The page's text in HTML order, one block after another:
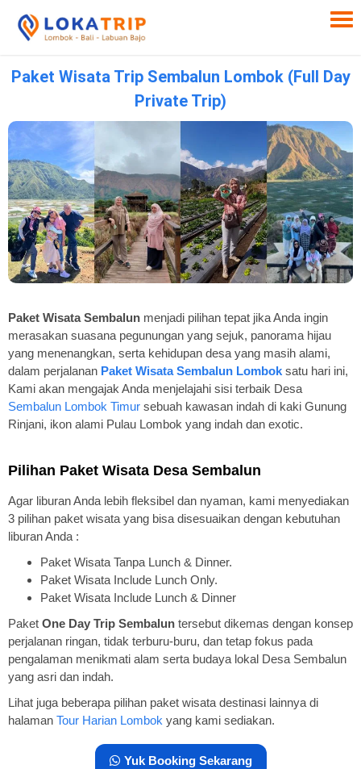
Paket Wisata Trip Sembalun Lombok (Full Day
Private Trip)
Paket Wisata Sembalun menjadi pilihan tepat jika Anda ingin
merasakan suasana pegunungan yang sejuk, panorama hijau
yang menenangkan, serta kehidupan desa yang masih alami,
dalam perjalanan Paket Wisata Sembalun Lombok satu hari ini,
Kami akan mengajak Anda menjelajahi sisi terbaik Desa
Sembalun Lombok Timur sebuah kawasan indah di kaki Gunung
Rinjani, ikon alami Pulau Lombok yang indah dan exotic.
Pilihan Paket Wisata Desa Sembalun
Agar liburan Anda lebih fleksibel dan nyaman, kami menyediakan
3 pilihan paket wisata yang bisa disesuaikan dengan kebutuhan
liburan Anda :
Paket Wisata Tanpa Lunch & Dinner.
Paket Wisata Include Lunch Only.
Paket Wisata Include Lunch & Dinner
Paket One Day Trip Sembalun tersebut dikemas dengan konsep
perjalanan ringan, tidak terburu-buru, dan tetap fokus pada
pengalaman menikmati alam serta budaya lokal Desa Sembalun
yang asri dan indah.
Lihat juga beberapa pilihan paket wisata destinasi lainnya di
halaman Tour Harian Lombok yang kami sediakan.
Yuk Booking Sekarang